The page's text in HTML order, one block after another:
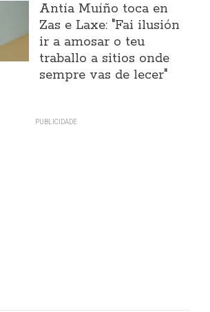
Antía Muíño toca en
Zas e Laxe: "Fai ilusión
ir a amosar o teu
traballo a sitios onde
sempre vas de lecer"